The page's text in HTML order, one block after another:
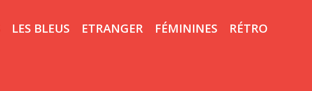
LES BLEUS ETRANGER FÉMININES RÉTRO